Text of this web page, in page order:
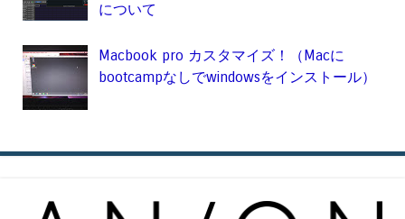
について
Macbook pro カスタマイズ！（Macに
bootcampなしでwindowsをインストール）